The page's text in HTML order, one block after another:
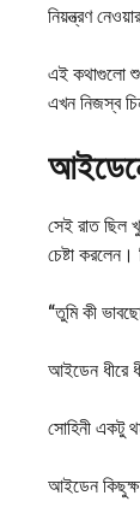
নিয়ন্ত্রণ
এই কথাগুলো
এখন নিজস্ব
সেই রাত ছিল
চেষ্টা
“তুমি কী
আইডেন ধীরে
সোহিনী একটু
আইডেন